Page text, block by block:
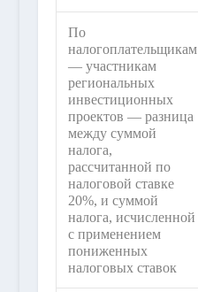
По
налогоплательщикам
— участникам
региональных
инвестиционных
проектов — разница
между суммой
налога,
рассчитанной по
налоговой ставке
20%, и суммой
налога, исчисленной
с применением
пониженных
налоговых ставок